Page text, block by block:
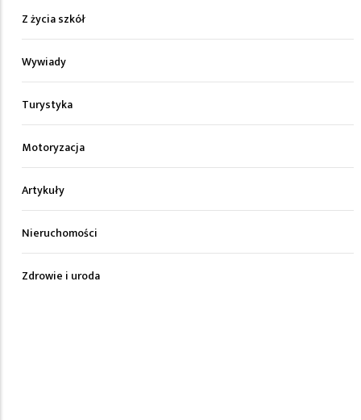
Z życia szkół
Wywiady
Turystyka
Motoryzacja
Artykuły
Nieruchomości
Zdrowie i uroda